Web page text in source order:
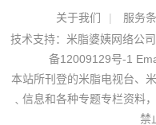
关于我们 | 服务
技术支持： 米脂婆姨网络公司
备12009129号-1
本站所刊登的米脂电视台、
﹑信息和各种专题专栏资料
禁